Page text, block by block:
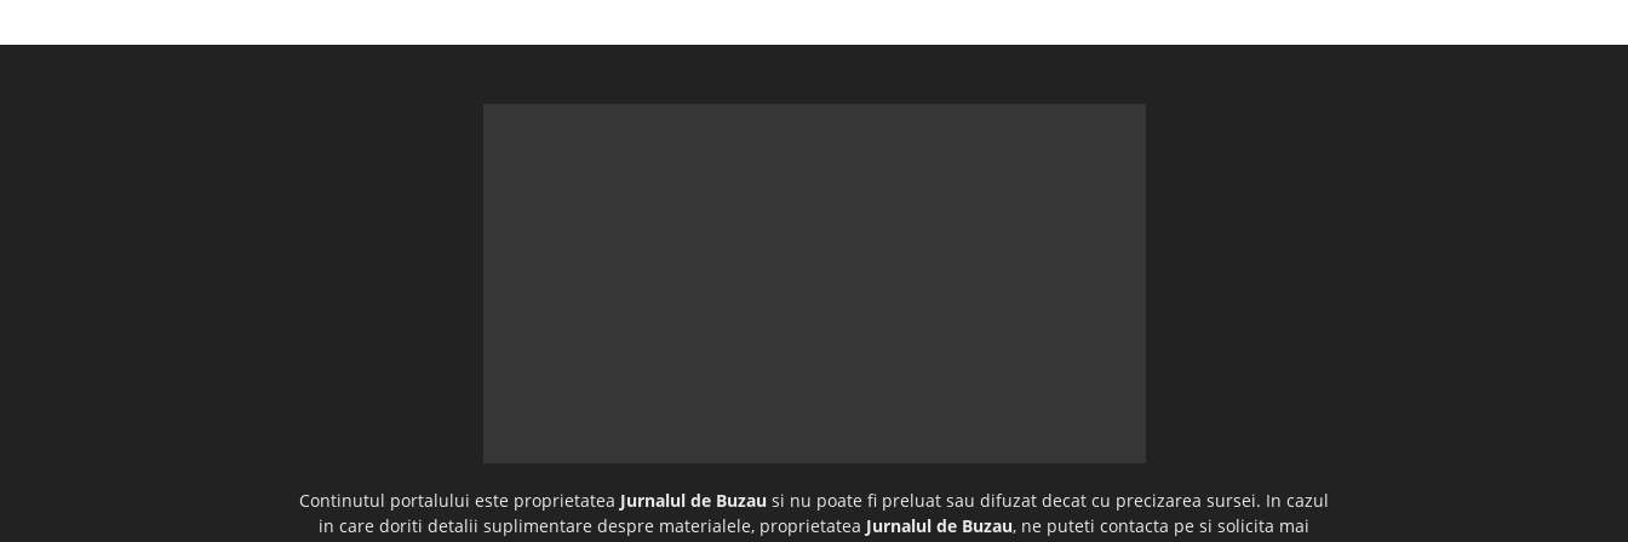
Continutul portalului este proprietatea Jurnalul de Buzau si nu poate fi preluat sau difuzat decat cu precizarea sursei. In cazul
in care doriti detalii suplimentare despre materialele, proprietatea Jurnalul de Buzau, ne puteti contacta pe si solicita mai